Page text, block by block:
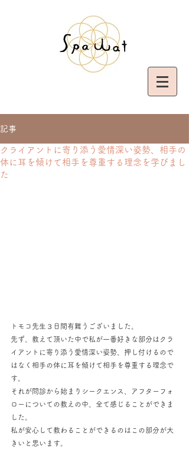
記事
クライアントに寄り添う愛情深い姿勢、相手の
体に耳を傾けて相手を尊重する理念を学びまし
た
トモコ先生３日間有難うございました。
先ず、教えて頂いた中で私が一番好きな部分はクラ
イアントに寄り添う愛情深い姿勢、押し付けるので
はなく相手の体に耳を傾けて相手を尊重する理念で
す。
それが問診から始まりシークエンス、アフターフォ
ローについての教えの中、全て感じることができま
した。
私が安心して教わることができるのはこの部分が大
きいと思います。